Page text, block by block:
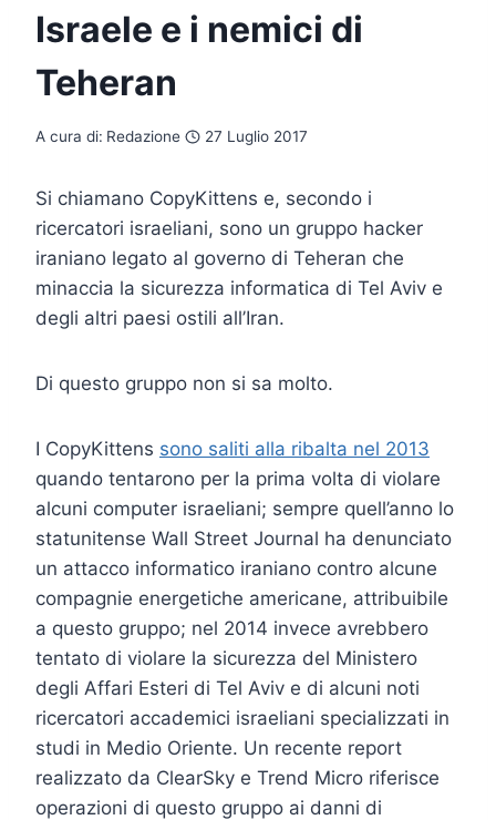
Israele e i nemici di
Teheran
A cura di: Redazione 27 Luglio 2017
Si chiamano CopyKittens e, secondo i
ricercatori israeliani, sono un gruppo hacker
iraniano legato al governo di Teheran che
minaccia la sicurezza informatica di Tel Aviv e
degli altri paesi ostili all’Iran.
Di questo gruppo non si sa molto.
I CopyKittens sono saliti alla ribalta nel 2013
quando tentarono per la prima volta di violare
alcuni computer israeliani; sempre quell’anno lo
statunitense Wall Street Journal ha denunciato
un attacco informatico iraniano contro alcune
compagnie energetiche americane, attribuibile
a questo gruppo; nel 2014 invece avrebbero
tentato di violare la sicurezza del Ministero
degli Affari Esteri di Tel Aviv e di alcuni noti
ricercatori accademici israeliani specializzati in
studi in Medio Oriente. Un recente report
realizzato da ClearSky e Trend Micro riferisce
operazioni di questo gruppo ai danni di